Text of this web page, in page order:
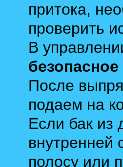
притока,
проверить
В
После
подаем на
Если бак из
внутренней
полосу или